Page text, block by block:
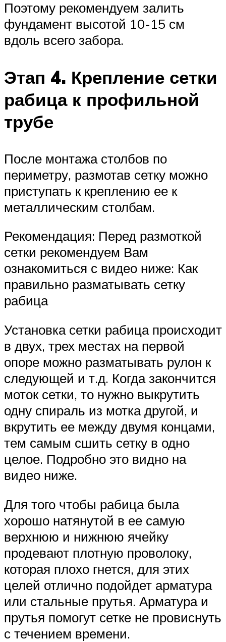
Поэтому рекомендуем залить
фундамент высотой 10-15 см
вдоль всего забора.
Этап 4. Крепление сетки
рабица к профильной
трубе
После монтажа столбов по
периметру, размотав сетку можно
приступать к креплению ее к
металлическим столбам.
Рекомендация: Перед размоткой
сетки рекомендуем Вам
ознакомиться с видео ниже: Как
правильно разматывать сетку
рабица
Установка сетки рабица происходит
в двух, трех местах на первой
опоре можно разматывать рулон к
следующей и т.д. Когда закончится
моток сетки, то нужно выкрутить
одну спираль из мотка другой, и
вкрутить ее между двумя концами,
тем самым сшить сетку в одно
целое. Подробно это видно на
видео ниже.
Для того чтобы рабица была
хорошо натянутой в ее самую
верхнюю и нижнюю ячейку
продевают плотную проволоку,
которая плохо гнется, для этих
целей отлично подойдет арматура
или стальные прутья. Арматура и
прутья помогут сетке не провиснуть
с течением времени.